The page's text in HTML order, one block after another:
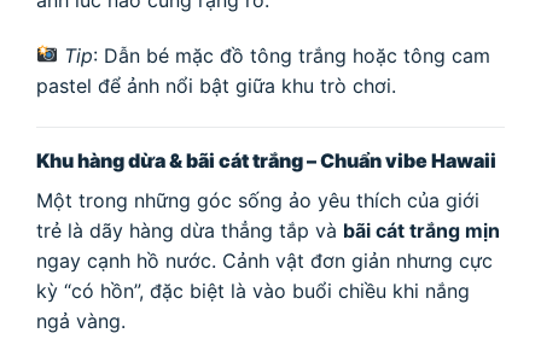
Tip: Dẫn bé mặc đồ tông trắng hoặc tông cam
pastel để ảnh nổi bật giữa khu trò chơi.
Khu hàng dừa & bãi cát trắng – Chuẩn vibe Hawaii
Một trong những góc sống ảo yêu thích của giới
trẻ là dãy hàng dừa thẳng tắp và bãi cát trắng mịn
ngay cạnh hồ nước. Cảnh vật đơn giản nhưng cực
kỳ “có hồn”, đặc biệt là vào buổi chiều khi nắng
ngả vàng.